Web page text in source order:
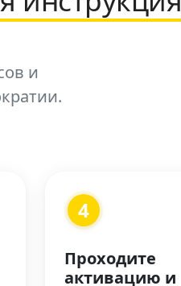
и
4
Проходите
активацию и